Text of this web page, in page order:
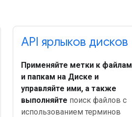
API ярлыков дисков
Применяйте метки к файлам
и папкам на Диске и
управляйте ими, а также
выполняйте поиск файлов с
использованием терминов